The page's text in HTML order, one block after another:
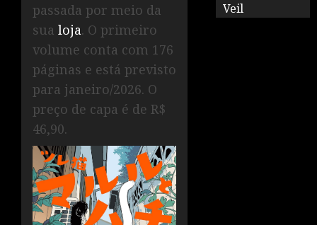
passada por meio da
sua loja. O primeiro
volume conta com 176
páginas e está previsto
para janeiro/2026. O
preço de capa é de R$
46,90.
Veil